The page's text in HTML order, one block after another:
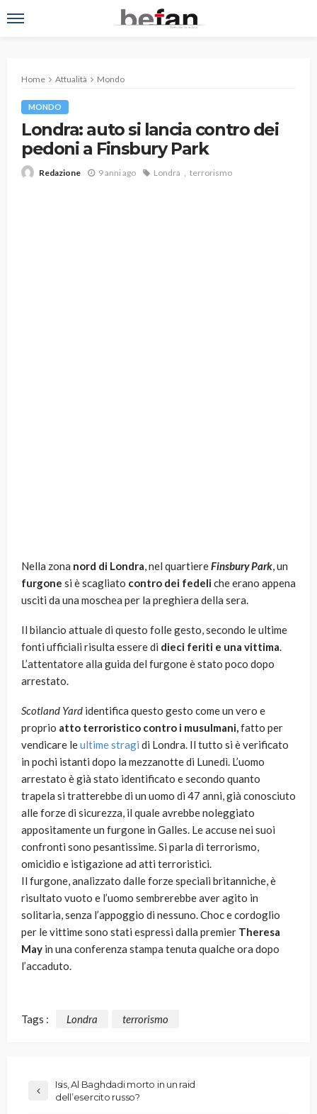
Home Attualità Mondo
MONDO
Londra: auto si lancia contro dei
pedoni a Finsbury Park
Redazione 9 anni ago Londra terrorismo
Nella zona nord di Londra, nel quartiereFinsbury Park, un
furgone si è scagliato contro dei fedeliche erano appena
usciti da una moschea per la preghiera della sera.
Il bilancio attuale di questo folle gesto, secondo le ultime
fonti ufficiali risulta essere di dieci feriti e una vittima.
L’attentatore alla guida del furgone è stato poco dopo
arrestato.
Scotland Yard identifica questo gesto come un vero e
proprio atto terroristico contro i musulmani,fatto per
vendicare leultime stragi di Londra. Il tutto si è verificato
in pochi istanti dopo la mezzanotte di Lunedì. L’uomo
arrestato è già stato identificato e secondo quanto
trapela si tratterebbe di un uomo di 47 anni, già conosciuto
alle forze di sicurezza, il quale avrebbe noleggiato
appositamente un furgone in Galles. Le accuse nei suoi
confronti sono pesantissime. Si parla di terrorismo,
omicidio e istigazione ad atti terroristici.
Il furgone, analizzato dalle forze speciali britanniche, è
risultato vuoto e l’uomo sembrerebbe aver agito in
solitaria, senza l’appoggio di nessuno. Choc e cordoglio
per le vittime sono stati espressi dalla premier Theresa
May in una conferenza stampa tenuta qualche ora dopo
l’accaduto.
Tags : Londra terrorismo
Isis, Al Baghdadi morto in un raid
dell’esercito russo?